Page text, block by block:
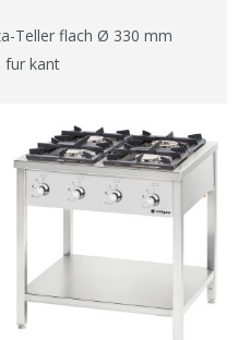
Teller flach Ø 330 mm
fur kant